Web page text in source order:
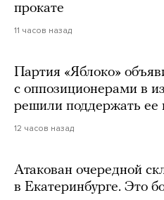
прокате
11 часов назад
Партия «Яблоко»
с оппозиционерами в
решили поддержать ее
12 часов назад
Атакован очередной
в Екатеринбурге. Это